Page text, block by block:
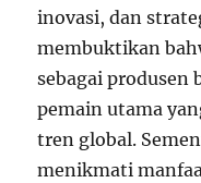
inovasi, dan
membuktikan
sebagai produsen
pemain utama
tren global.
menikmati